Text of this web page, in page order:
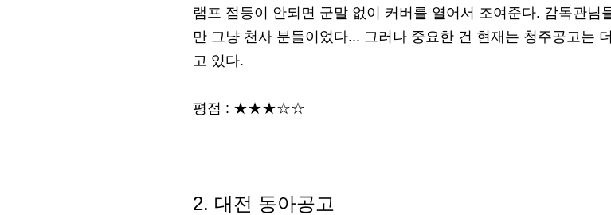
램프 점등이 안되면 군말 없이 커버를 열어서 조여준다. 감독관님
만 그냥 천사 분들이었다... 그러나 중요한 건 현재는 청주공고는
고 있다.
평점 : ★★★☆☆
2. 대전 동아공고